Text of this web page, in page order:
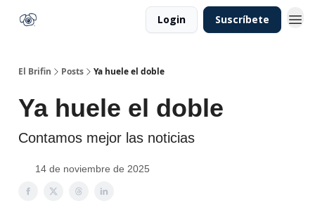
Login Suscríbete
El Brifin Posts Ya huele el doble
Ya huele el doble
Contamos mejor las noticias
14 de noviembre de 2025